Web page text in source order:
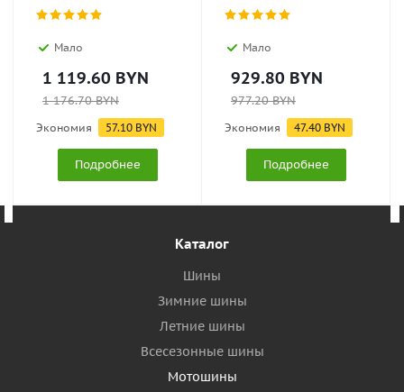
Мало
1 119.60 BYN
1 176.70BYN
Экономия 57.10 BYN
Подробнее
Мало
929.80 BYN
977.20BYN
Экономия 47.40 BYN
Подробнее
Каталог
Шины
Зимние шины
Летние шины
Всесезонные шины
Мотошины